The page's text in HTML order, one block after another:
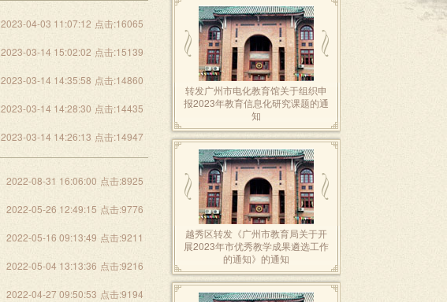
2023-04-03 11:07:12 点击:16065
2023-03-14 15:02:02 点击:15139
2023-03-14 14:35:58 点击:14860
2023-03-14 14:28:30 点击:14435
2023-03-14 14:26:13 点击:14947
2022-08-31 16:06:00 点击:8925
2022-05-26 12:49:15 点击:9776
2022-05-16 09:13:49 点击:9211
2022-05-04 13:13:36 点击:9216
2022-04-27 09:50:53 点击:9194
转发广州市电化教育馆关于组织申
报2023年教育信息化研究课题的通
知
越秀区转发《广州市教育局关于开
展2023年市优秀教学成果遴选工作
的通知》的通知